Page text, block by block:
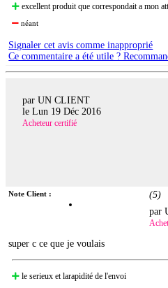
excellent produit que correspondait a mon
néant
Signaler cet avis comme inapproprié
Ce commentaire a été utile ?
par UN CLIENT
le Lun 19 Déc 2016
Acheteur certifié
Note Client : (5)
par
super c ce que je voulais
le serieux et larapidité de l'envoi